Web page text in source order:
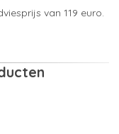
van 119 euro.